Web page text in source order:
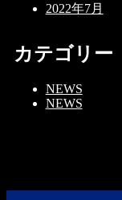
2022年7月
カテゴリー
NEWS
NEWS